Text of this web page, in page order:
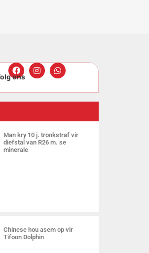
Man kry 10 j. tronkstraf vir
diefstal van R26 m. se
minerale
Chinese hou asem op vir
Tifoon Dolphin